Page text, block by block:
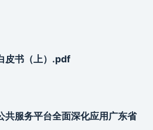
皮书（上）.pdf
服务平台全面深化应用广东省